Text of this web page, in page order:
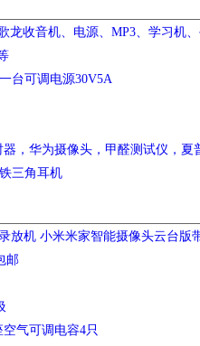
龙收音机、电源、MP3、学习机
台可调电源30V5A
，华为摄像头，甲醛测试仪，
三角耳机
放机 小米米家智能摄像头云台版
邮
气可调电容4只